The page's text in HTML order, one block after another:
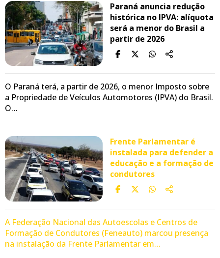
Paraná anuncia redução
histórica no IPVA: alíquota
será a menor do Brasil a
partir de 2026
O Paraná terá, a partir de 2026, o menor Imposto sobre
a Propriedade de Veículos Automotores (IPVA) do Brasil.
O…
Frente Parlamentar é
instalada para defender a
educação e a formação de
condutores
A Federação Nacional das Autoescolas e Centros de
Formação de Condutores (Feneauto) marcou presença
na instalação da Frente Parlamentar em…